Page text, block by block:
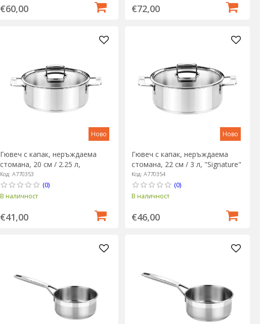
€60,00 €72,00
Ново
Гювеч с капак, неръждаема
стомана, 20 см / 2.25 л,
"Signature" - BRA
Код: A770353
(0)
В наличност
€41,00
Ново
Гювеч с капак, неръждаема
стомана, 22 см / 3 л, "Signature"
- BRA
Код: A770354
(0)
В наличност
€46,00